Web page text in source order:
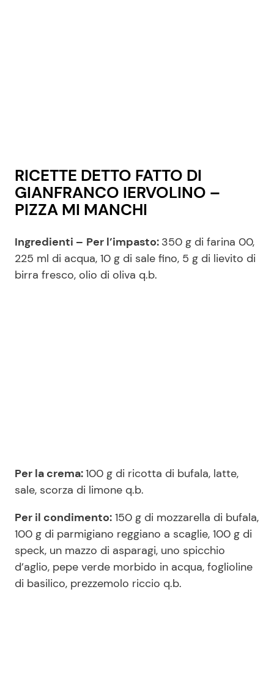
RICETTE DETTO FATTO DI
GIANFRANCO IERVOLINO –
PIZZA MI MANCHI
Ingredienti – Per l’impasto: 350 g di farina 00,
225 ml di acqua, 10 g di sale fino, 5 g di lievito di
birra fresco, olio di oliva q.b.
Per la crema:100 g di ricotta di bufala, latte,
sale, scorza di limone q.b.
Per il condimento: 150 g di mozzarella di bufala,
100 g di parmigiano reggiano a scaglie, 100 g di
speck, un mazzo di asparagi, uno spicchio
d’aglio, pepe verde morbido in acqua, foglioline
di basilico, prezzemolo riccio q.b.